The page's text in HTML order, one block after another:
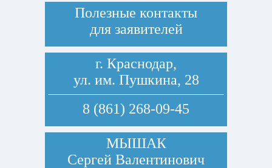
Полезные контакты
для заявителей
г. Краснодар,
ул. им. Пушкина, 28
8 (861) 268-09-45
МЫШАК
Сергей Валентинович